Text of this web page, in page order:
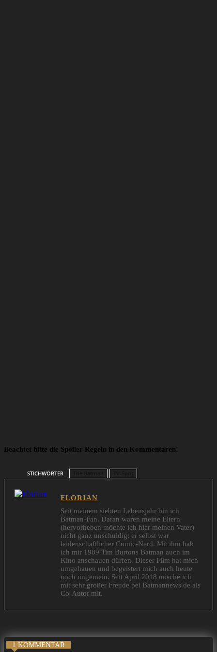
Beachtet bitte die Spoiler-Regeln in den Kommentaren!
STICHWÖRTER
FLORIAN
Seit meinem siebten Lebensjahr bin ich
Batman-Fan. Daran waren meine Eltern
(hervorheben möchte ich hier meinen Vater)
nicht ganz unschuldig: er selbst war
leidenschaftlicher Comic-Nerd. Mit ihm hab
ich mir 1989 Tim Burtons Batman auch im
Kino anschauen dürfen. Dieser Film hat mich
umgehauen und begeistert mich auch heute
noch ungemein. Seit April 2018 mische ich
mit sehr großer Freude bei Batmannews.de als
Co-Autor mit.
1 KOMMENTAR